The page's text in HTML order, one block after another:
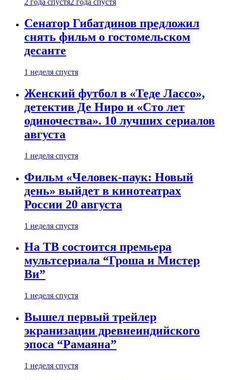
2 года спустя2 года спустя
Сенатор Гибатдинов предложил
снять фильм о гостомельском
десанте
1 неделя спустя
Женский футбол в «Теде Лассо»,
детектив Де Ниро и «Сто лет
одиночества». 10 лучших сериалов
августа
1 неделя спустя
Фильм «Человек-паук: Новый
день» выйдет в кинотеатрах
России 20 августа
1 неделя спустя
На ТВ состоится премьера
мультсериала “Гроша и Мистер
Ви”
1 неделя спустя
Вышел первый трейлер
экранизации древнеиндийского
эпоса “Рамаяна”
1 неделя спустя